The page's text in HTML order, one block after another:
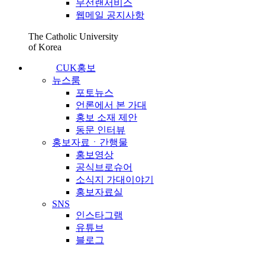
무선랜서비스
웹메일 공지사항
The Catholic University
of Korea
CUK홍보
뉴스룸
포토뉴스
언론에서 본 가대
홍보 소재 제안
동문 인터뷰
홍보자료ㆍ간행물
홍보영상
공식브로슈어
소식지 가대이야기
홍보자료실
SNS
인스타그램
유튜브
블로그